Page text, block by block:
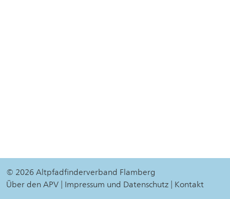
© 2026 Altpfadfinderverband Flamberg
Über den APV Impressum und Datenschutz Kontakt